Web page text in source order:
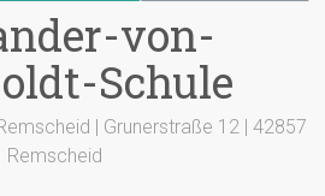
von-
Schule
| Grunerstraße 12 | 42857
Remscheid